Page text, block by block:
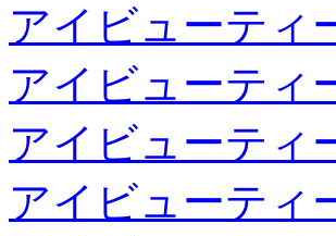
アイビューティ
アイビューティ
アイビューティ
アイビューティ